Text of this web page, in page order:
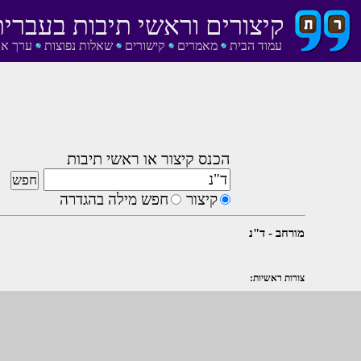
עמוד הבית מאמרים קישורים שאלות נפוצות ערך
קיצורים וראשי תיבות
הכנס קיצור או ראשי תיבות
קיצור חפש מילה בהגדרה
מורחב - ד"נ
צורות ראשיות: